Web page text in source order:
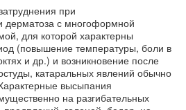
при
с многоформной
для которой характерны
(повышение температуры, боли в
и др.) и возникновение после
катаральных явлений обычно
высыпания
на разгибательных